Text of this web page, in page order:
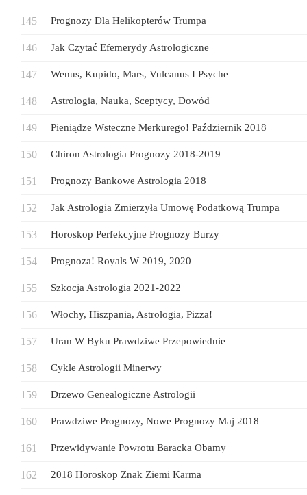
Prognozy Dla Helikopterów Trumpa
Jak Czytać Efemerydy Astrologiczne
Wenus, Kupido, Mars, Vulcanus I Psyche
Astrologia, Nauka, Sceptycy, Dowód
Pieniądze Wsteczne Merkurego! Październik 2018
Chiron Astrologia Prognozy 2018-2019
Prognozy Bankowe Astrologia 2018
Jak Astrologia Zmierzyła Umowę Podatkową Trumpa
Horoskop Perfekcyjne Prognozy Burzy
Prognoza! Royals W 2019, 2020
Szkocja Astrologia 2021-2022
Włochy, Hiszpania, Astrologia, Pizza!
Uran W Byku Prawdziwe Przepowiednie
Cykle Astrologii Minerwy
Drzewo Genealogiczne Astrologii
Prawdziwe Prognozy, Nowe Prognozy Maj 2018
Przewidywanie Powrotu Baracka Obamy
2018 Horoskop Znak Ziemi Karma